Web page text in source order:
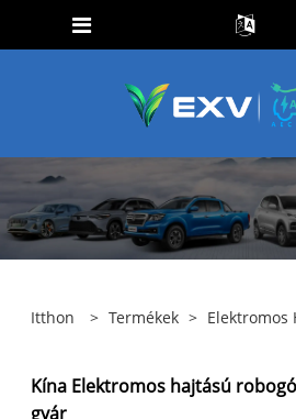
Itthon > Termékek > Elektromos
Kína Elektromos hajtású
gyár